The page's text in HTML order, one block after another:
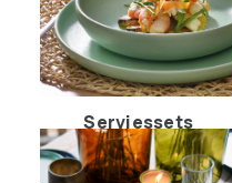
Serviessets